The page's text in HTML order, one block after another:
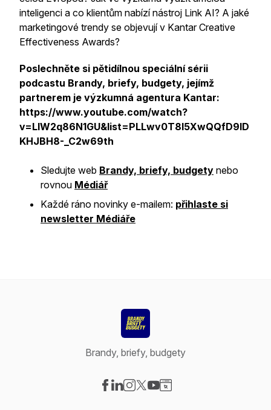
inteligenci a co klientům nabízí nástroj Link AI? A jaké
marketingové trendy se objevují v Kantar Creative
Effectiveness Awards?
Poslechněte si pětidílnou speciální sérii
podcastu Brandy, briefy, budgety, jejímž
partnerem je výzkumná agentura Kantar:
https://www.youtube.com/watch?
v=LlW2q86N1GU&list=PLLwv0T8l5XwQQfD9lD
KHJBH8-_C2w69th
Sledujte web Brandy, briefy, budgety nebo
rovnou Médiář
Každé ráno novinky e-mailem: přihlaste si
newsletter Médiáře
Brandy, briefy, budgety